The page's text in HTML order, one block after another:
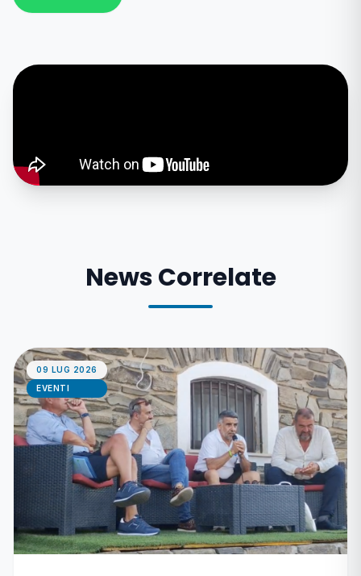
News Correlate
09 LUG 2026
EVENTI